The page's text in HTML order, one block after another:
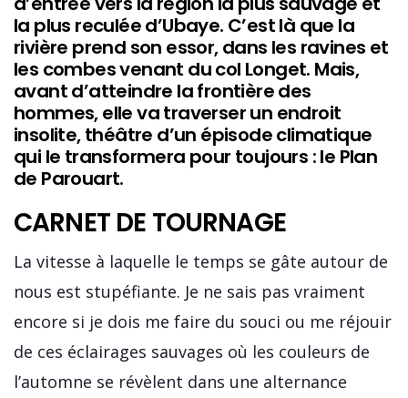
la plus reculée d’Ubaye. C’est là que la
rivière prend son essor, dans les ravines et
les combes venant du col Longet. Mais,
avant d’atteindre la frontière des
hommes, elle va traverser un endroit
insolite, théâtre d’un épisode climatique
qui le transformera pour toujours : le Plan
de Parouart.
CARNET DE TOURNAGE
La vitesse à laquelle le temps se gâte autour de
nous est stupéfiante. Je ne sais pas vraiment
encore si je dois me faire du souci ou me réjouir
de ces éclairages sauvages où les couleurs de
l’automne se révèlent dans une alternance